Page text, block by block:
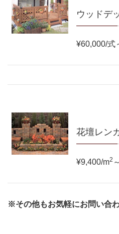
ウッドデ
¥60,000/式
花壇レン
¥9,400/m2 ～
※その他もお気軽にお問い合わ